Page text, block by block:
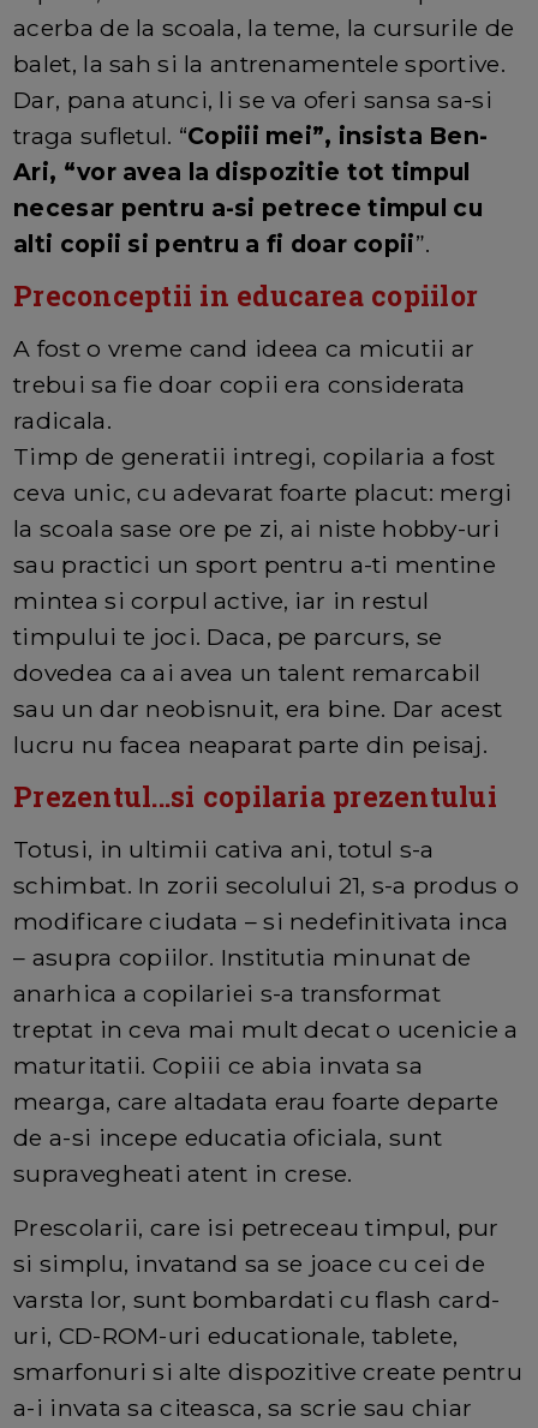
acerba de la scoala, la teme, la cursurile de
balet, la sah si la antrenamentele sportive.
Dar, pana atunci, li se va oferi sansa sa-si
traga sufletul. “Copiii mei”, insista Ben-
Ari, “vor avea la dispozitie tot timpul
necesar pentru a-si petrece timpul cu
alti copii si pentru a fi doar copii”.
Preconceptii in educarea copiilor
A fost o vreme cand ideea ca micutii ar
trebui sa fie doar copii era considerata
radicala.
Timp de generatii intregi, copilaria a fost
ceva unic, cu adevarat foarte placut: mergi
la scoala sase ore pe zi, ai niste hobby-uri
sau practici un sport pentru a-ti mentine
mintea si corpul active, iar in restul
timpului te joci. Daca, pe parcurs, se
dovedea ca ai avea un talent remarcabil
sau un dar neobisnuit, era bine. Dar acest
lucru nu facea neaparat parte din peisaj.
Prezentul...si copilaria prezentului
Totusi, in ultimii cativa ani, totul s-a
schimbat. In zorii secolului 21, s-a produs o
modificare ciudata – si nedefinitivata inca
– asupra copiilor. Institutia minunat de
anarhica a copilariei s-a transformat
treptat in ceva mai mult decat o ucenicie a
maturitatii. Copiii ce abia invata sa
mearga, care altadata erau foarte departe
de a-si incepe educatia oficiala, sunt
supravegheati atent in crese.
Prescolarii, care isi petreceau timpul, pur
si simplu, invatand sa se joace cu cei de
varsta lor, sunt bombardati cu flash card-
uri, CD-ROM-uri educationale, tablete,
smarfonuri si alte dispozitive create pentru
a-i invata sa citeasca, sa scrie sau chiar